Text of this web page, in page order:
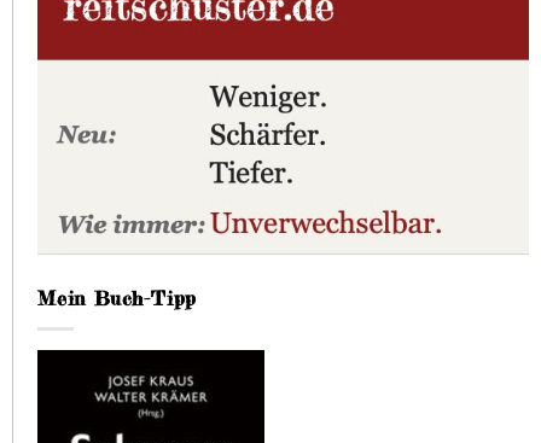
Mein Buch-Tipp